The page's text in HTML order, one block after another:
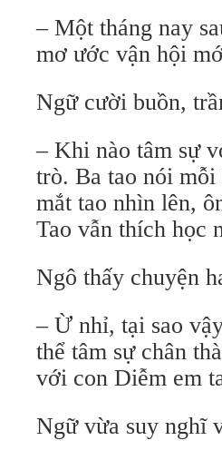
– Một tháng nay
mơ ước vận hội
Ngữ cười buồn,
– Khi nào tâm sự
trò. Ba tao nói
mắt tao nhìn lên,
Tao vẫn thích học
Ngô thấy chuyện
– Ừ nhỉ, tại sao
thể tâm sự chân
với con Diễm em
Ngữ vừa suy nghĩ